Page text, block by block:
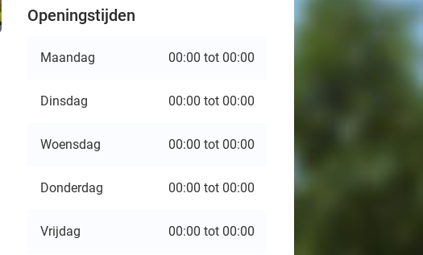
Openingstijden
Maandag 00:00 tot 00:00
Dinsdag 00:00 tot 00:00
Woensdag 00:00 tot 00:00
Donderdag 00:00 tot 00:00
Vrijdag 00:00 tot 00:00